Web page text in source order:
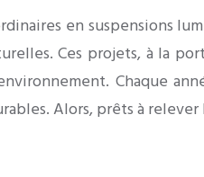
en suspensions
Ces projets, à la
Chaque
Alors, prêts à